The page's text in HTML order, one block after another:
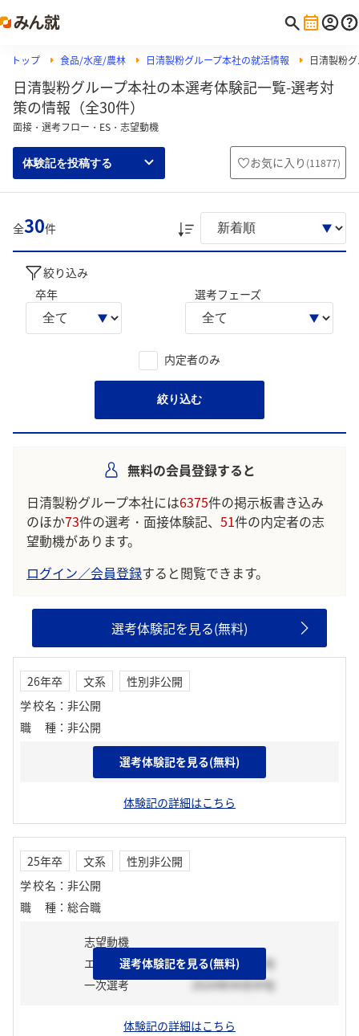
トップ 食品/水産/農林 日清製粉グループ本社の就活情報 日清製粉
日清製粉グループ本社の本選考体験記一覧-選考対
策の情報（全30件）
面接・選考フロー・ES・志望動機
体験記を投稿する お気に入り (11877)
全30件
絞り込み
卒年
選考フェーズ
内定者のみ
絞り込む
無料の会員登録すると
日清製粉グループ本社には6375件の掲示板書き込み
のほか73件の選考・面接体験記、 51件の内定者の志
望動機があります。
ログイン／会員登録すると閲覧できます。
選考体験記を見る(無料)
26年卒 文系
性別非公開
学校名 ： 非公開
職種 ： 非公開
志望動機
体験記の詳細はこちら
選考体験記を見る(無料)
25年卒 文系
性別非公開
学校名 ： 非公開
職種 ： 総合職
志望動機
エントリーシート
2024年03月上旬
一次選考
2024年04月中旬
体験記の詳細はこちら
選考体験記を見る(無料)